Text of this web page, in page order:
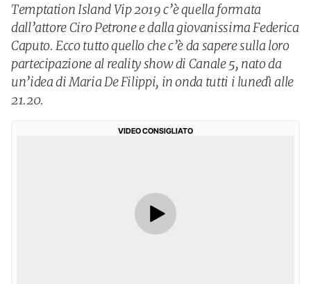
Temptation Island Vip 2019 c’è quella formata
dall’attore Ciro Petrone e dalla giovanissima Federica
Caputo. Ecco tutto quello che c’è da sapere sulla loro
partecipazione al reality show di Canale 5, nato da
un’idea di Maria De Filippi, in onda tutti i lunedì alle
21.20.
VIDEO CONSIGLIATO